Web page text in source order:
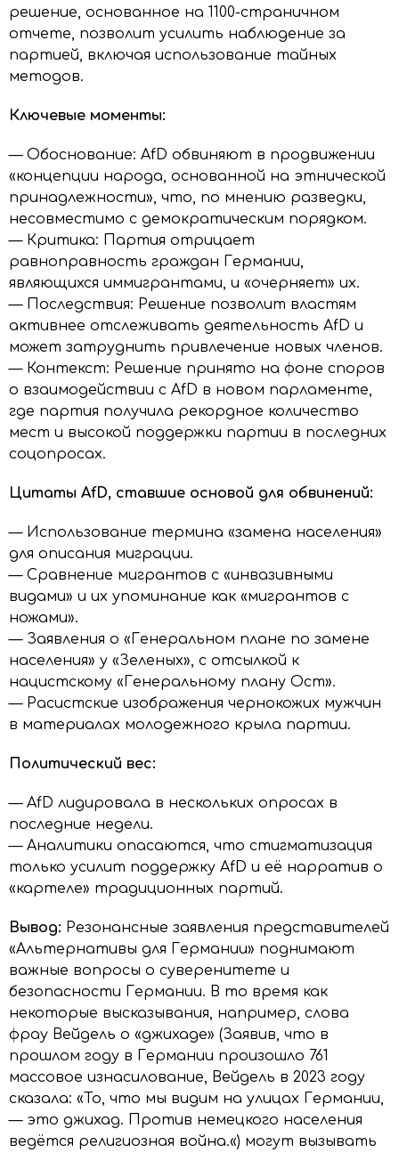
решение, основанное на 1100-страничном
отчете, позволит усилить наблюдение за
партией, включая использование тайных
методов.
Ключевые моменты:
— Обоснование: AfD обвиняют в продвижении
«концепции народа, основанной на этнической
принадлежности», что, по мнению разведки,
несовместимо с демократическим порядком.
— Критика: Партия отрицает
равноправность граждан Германии,
являющихся иммигрантами, и «очерняет» их.
— Последствия: Решение позволит властям
активнее отслеживать деятельность AfD и
может затруднить привлечение новых членов.
— Контекст: Решение принято на фоне споров
о взаимодействии с AfD в новом парламенте,
где партия получила рекордное количество
мест и высокой поддержки партии в последних
соцопросах.
Цитаты AfD, ставшие основой для обвинений:
— Использование термина «замена населения»
для описания миграции.
— Сравнение мигрантов с «инвазивными
видами» и их упоминание как «мигрантов с
ножами».
— Заявления о «Генеральном плане по замене
населения» у «Зеленых», с отсылкой к
нацистскому «Генеральному плану Ост».
— Расистские изображения чернокожих мужчин
в материалах молодежного крыла партии.
Политический вес:
— AfD лидировала в нескольких опросах в
последние недели.
— Аналитики опасаются, что стигматизация
только усилит поддержку AfD и её нарратив о
«картеле» традиционных партий.
Вывод: Резонансные заявления представителей
«Альтернативы для Германии» поднимают
важные вопросы о суверенитете и
безопасности Германии. В то время как
некоторые высказывания, например, слова
фрау Вейдель о «джихаде» (Заявив, что в
прошлом году в Германии произошло 761
массовое изнасилование, Вейдель в 2023 году
сказала: «То, что мы видим на улицах Германии,
— это джихад. Против немецкого населения
ведётся религиозная война.«) могут вызывать